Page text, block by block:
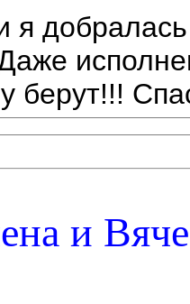
я
берут!!!
и